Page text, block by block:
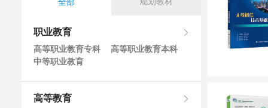
全部 规划教材
职业教育
高等职业教育专科
高等职业教育本科
中等职业教育
高等教育